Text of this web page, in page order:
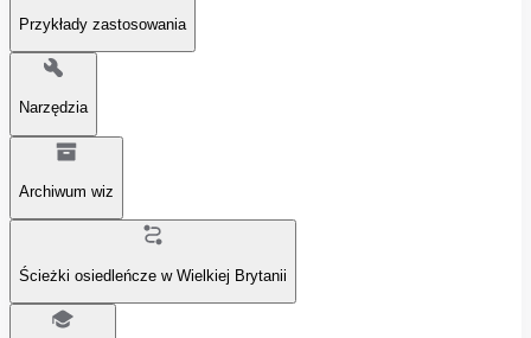
Przykłady zastosowania
Narzędzia
Archiwum wiz
Ścieżki osiedleńcze w Wielkiej Brytanii